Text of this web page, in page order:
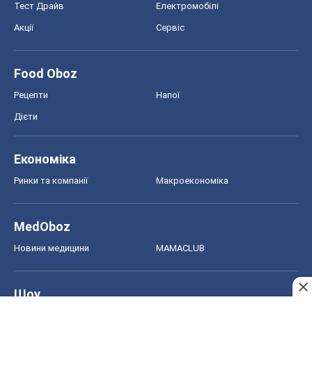
Тест Драйв Електромобілі
Акції Сервіс
Food Oboz
Рецепти Напої
Дієти
Економіка
Ринки та компанії Макроекономіка
MedOboz
Новини медицини MAMACLUB
Шоу